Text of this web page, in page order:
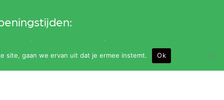
t/m vrijdag van 9.00 t/m 24.00 uur (bar
om 23.30 uur)
site, gaan we ervan uit dat je ermee instemt. Ok